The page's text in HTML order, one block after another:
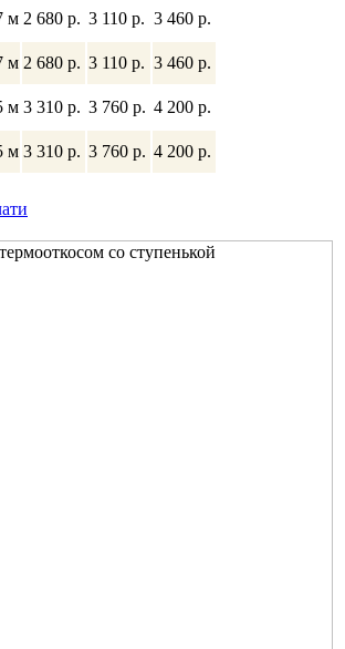
м 2 680 p. 3 110 p. 3 460 p.
м 2 680 p. 3 110 p. 3 460 p.
м 3 310 p. 3 760 p. 4 200 p.
м 3 310 p. 3 760 p. 4 200 p.